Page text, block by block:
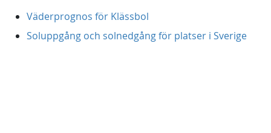
Väderprognos för Klässbol
Soluppgång och solnedgång för platser i Sverige